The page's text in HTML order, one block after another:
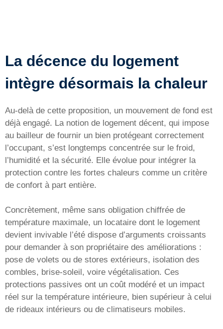
La décence du logement
intègre désormais la chaleur
Au-delà de cette proposition, un mouvement de fond est
déjà engagé. La notion de logement décent, qui impose
au bailleur de fournir un bien protégeant correctement
l’occupant, s’est longtemps concentrée sur le froid,
l’humidité et la sécurité. Elle évolue pour intégrer la
protection contre les fortes chaleurs comme un critère
de confort à part entière.
Concrètement, même sans obligation chiffrée de
température maximale, un locataire dont le logement
devient invivable l’été dispose d’arguments croissants
pour demander à son propriétaire des améliorations :
pose de volets ou de stores extérieurs, isolation des
combles, brise-soleil, voire végétalisation. Ces
protections passives ont un coût modéré et un impact
réel sur la température intérieure, bien supérieur à celui
de rideaux intérieurs ou de climatiseurs mobiles.